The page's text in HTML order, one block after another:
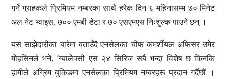
गर्ने ग्राहकले प्रिमियम नम्बरका साथै हरेक दिन ६ महिनासम्म ७० मिनेट
अल नेट भ्वाइस, ७०० एमबी डेटा र ७० एसएमएस निःशुल्क पाउने छन् ।
यस साझेदारीका बारेमा बताउँदै एनसेलका चीफ कमर्शीयल अफिसर उमेर
मोहसिनले भने, ‘ग्यालेक्सी एस २४ सिरिज सबै भन्दा विशेष छ किनकि
हामीले अग्रिम बुकिङमा एनसेलका प्रिमियम नम्बरहरू प्रदान गर्दैछौं ।